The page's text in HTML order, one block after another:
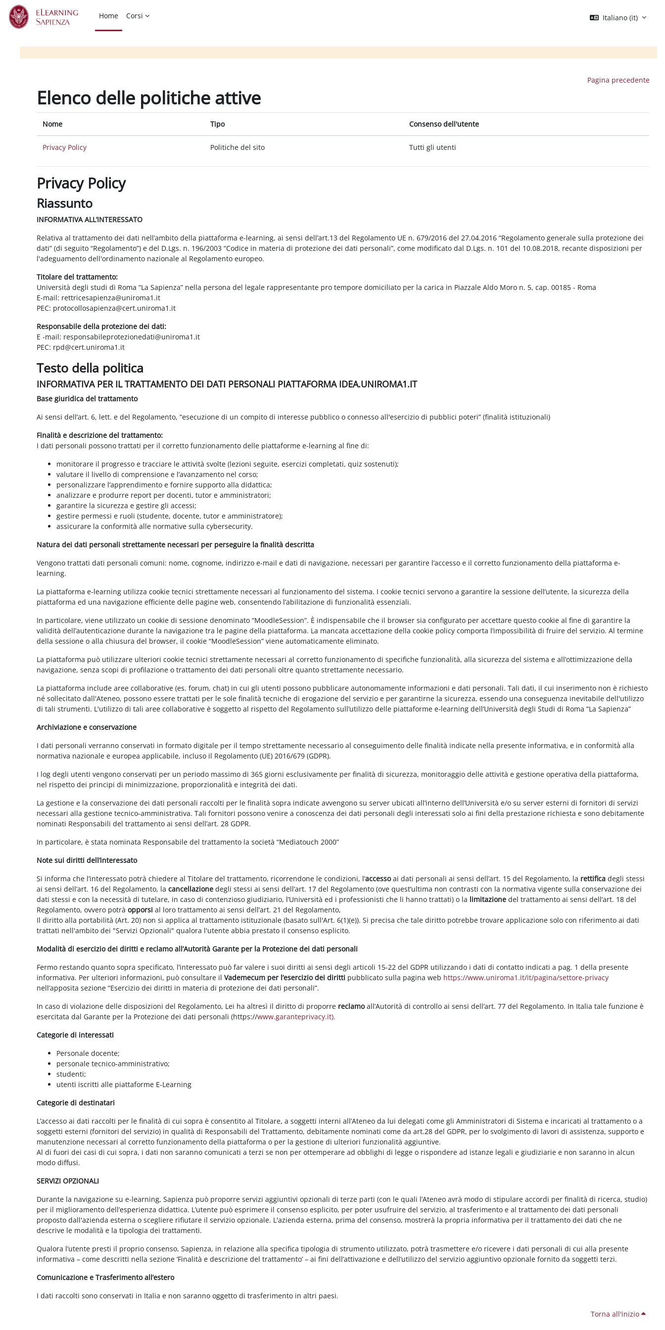
Vai al contenuto principale
Home
Corsi Italiano ‎(it)‎
Pagina precedente
Elenco delle politiche attive
Nome Tipo Consenso dell'utente
Privacy Policy Politiche del sito Tutti gli utenti
Privacy Policy
Riassunto
INFORMATIVA ALL’INTERESSATO
Relativa al trattamento dei dati nell’ambito della piattaforma e-learning, ai sensi dell’art.13 del Regolamento UE n. 679/2016 del 27.04.2016 “Regolamento generale sulla protezione dei
dati” (di seguito “Regolamento”) e del D.Lgs. n. 196/2003 “Codice in materia di protezione dei dati personali”, come modificato dal D.Lgs. n. 101 del 10.08.2018, recante disposizioni per
l'adeguamento dell'ordinamento nazionale al Regolamento europeo.
Titolare del trattamento:
Università degli studi di Roma “La Sapienza” nella persona del legale rappresentante pro tempore domiciliato per la carica in Piazzale Aldo Moro n. 5, cap. 00185 - Roma
E-mail: rettricesapienza@uniroma1.it
PEC: protocollosapienza@cert.uniroma1.it
Responsabile della protezione dei dati:
E -mail: responsabileprotezionedati@uniroma1.it
PEC: rpd@cert.uniroma1.it
Testo della politica
INFORMATIVA PER IL TRATTAMENTO DEI DATI PERSONALI PIATTAFORMA IDEA.UNIROMA1.IT
Base giuridica del trattamento
Ai sensi dell’art. 6, lett. e del Regolamento, “esecuzione di un compito di interesse pubblico o connesso all'esercizio di pubblici poteri” (finalità istituzionali)
Finalità e descrizione del trattamento:
I dati personali possono trattati per il corretto funzionamento delle piattaforme e-learning al fine di:
monitorare il progresso e tracciare le attività svolte (lezioni seguite, esercizi completati, quiz sostenuti);
valutare il livello di comprensione e l’avanzamento nel corso;
personalizzare l’apprendimento e fornire supporto alla didattica;
analizzare e produrre report per docenti, tutor e amministratori;
garantire la sicurezza e gestire gli accessi;
gestire permessi e ruoli (studente, docente, tutor e amministratore);
assicurare la conformità alle normative sulla cybersecurity.
Natura dei dati personali strettamente necessari per perseguire la finalità descritta
Vengono trattati dati personali comuni: nome, cognome, indirizzo e-mail e dati di navigazione, necessari per garantire l’accesso e il corretto funzionamento della piattaforma e-
learning.
La piattaforma e-learning utilizza cookie tecnici strettamente necessari al funzionamento del sistema. I cookie tecnici servono a garantire la sessione dell’utente, la sicurezza della
piattaforma ed una navigazione efficiente delle pagine web, consentendo l’abilitazione di funzionalità essenziali.
In particolare, viene utilizzato un cookie di sessione denominato “MoodleSession”. È indispensabile che il browser sia configurato per accettare questo cookie al fine di garantire la
validità dell’autenticazione durante la navigazione tra le pagine della piattaforma. La mancata accettazione della cookie policy comporta l’impossibilità di fruire del servizio. Al termine
della sessione o alla chiusura del browser, il cookie “MoodleSession” viene automaticamente eliminato.
La piattaforma può utilizzare ulteriori cookie tecnici strettamente necessari al corretto funzionamento di specifiche funzionalità, alla sicurezza del sistema e all’ottimizzazione della
navigazione, senza scopi di profilazione o trattamento dei dati personali oltre quanto strettamente necessario.
La piattaforma include aree collaborative (es. forum, chat) in cui gli utenti possono pubblicare autonomamente informazioni e dati personali. Tali dati, il cui inserimento non è richiesto
né sollecitato dall'Ateneo, possono essere trattati per le sole finalità tecniche di erogazione del servizio e per garantirne la sicurezza, essendo una conseguenza inevitabile dell'utilizzo
di tali strumenti. L'utilizzo di tali aree collaborative è soggetto al rispetto del Regolamento sull’utilizzo delle piattaforme e-learning dell’Università degli Studi di Roma “La Sapienza”
Archiviazione e conservazione
I dati personali verranno conservati in formato digitale per il tempo strettamente necessario al conseguimento delle finalità indicate nella presente informativa, e in conformità alla
normativa nazionale e europea applicabile, incluso il Regolamento (UE) 2016/679 (GDPR).
I log degli utenti vengono conservati per un periodo massimo di 365 giorni esclusivamente per finalità di sicurezza, monitoraggio delle attività e gestione operativa della piattaforma,
nel rispetto dei principi di minimizzazione, proporzionalità e integrità dei dati.
La gestione e la conservazione dei dati personali raccolti per le finalità sopra indicate avvengono su server ubicati all’interno dell’Università e/o su server esterni di fornitori di servizi
necessari alla gestione tecnico-amministrativa. Tali fornitori possono venire a conoscenza dei dati personali degli interessati solo ai fini della prestazione richiesta e sono debitamente
nominati Responsabili del trattamento ai sensi dell’art. 28 GDPR.
In particolare, è stata nominata Responsabile del trattamento la società “Mediatouch 2000”
Note sui diritti dell’interessato
Si informa che l’interessato potrà chiedere al Titolare del trattamento, ricorrendone le condizioni, l’accessoai dati personali ai sensi dell’art. 15 del Regolamento, la rettificadegli stessi
ai sensi dell’art. 16 del Regolamento, lacancellazione degli stessi ai sensi dell’art. 17 del Regolamento (ove quest’ultima non contrasti con la normativa vigente sulla conservazione dei
dati stessi e con la necessità di tutelare, in caso di contenzioso giudiziario, l’Università ed i professionisti che li hanno trattati) o la limitazione del trattamento ai sensi dell’art. 18 del
Regolamento, ovvero potràopporsi al loro trattamento ai sensi dell’art. 21 del Regolamento,
Il diritto alla portabilità (Art. 20) non si applica al trattamento istituzionale (basato sull'Art. 6(1)(e)). Si precisa che tale diritto potrebbe trovare applicazione solo con riferimento ai dati
trattati nell'ambito dei "Servizi Opzionali" qualora l'utente abbia prestato il consenso esplicito.
Modalità di esercizio dei diritti e reclamo all’Autorità Garante per la Protezione dei dati personali
Fermo restando quanto sopra specificato, l’interessato può far valere i suoi diritti ai sensi degli articoli 15-22 del GDPR utilizzando i dati di contatto indicati a pag. 1 della presente
informativa. Per ulteriori informazioni, può consultare ilVademecum per l’esercizio dei diritti pubblicato sulla pagina web https://www.uniroma1.it/it/pagina/settore-privacy
nell’apposita sezione “Esercizio dei diritti in materia di protezione dei dati personali”.
In caso di violazione delle disposizioni del Regolamento, Lei ha altresì il diritto di proporre reclamoall’Autorità di controllo ai sensi dell’art. 77 del Regolamento. In Italia tale funzione è
esercitata dal Garante per la Protezione dei dati personali (https://www.garanteprivacy.it).
Categorie di interessati
Personale docente;
personale tecnico-amministrativo;
studenti;
utenti iscritti alle piattaforme E-Learning
Categorie di destinatari
L’accesso ai dati raccolti per le finalità di cui sopra è consentito al Titolare, a soggetti interni all’Ateneo da lui delegati come gli Amministratori di Sistema e incaricati al trattamento o a
soggetti esterni (fornitori del servizio) in qualità di Responsabili del Trattamento, debitamente nominati come da art.28 del GDPR, per lo svolgimento di lavori di assistenza, supporto e
manutenzione necessari al corretto funzionamento della piattaforma o per la gestione di ulteriori funzionalità aggiuntive.
Al di fuori dei casi di cui sopra, i dati non saranno comunicati a terzi se non per ottemperare ad obblighi di legge o rispondere ad istanze legali e giudiziarie e non saranno in alcun
modo diffusi.
SERVIZI OPZIONALI
Durante la navigazione su e-learning, Sapienza può proporre servizi aggiuntivi opzionali di terze parti (con le quali l’Ateneo avrà modo di stipulare accordi per finalità di ricerca, studio)
per il miglioramento dell’esperienza didattica. L’utente può esprimere il consenso esplicito, per poter usufruire del servizio, al trasferimento e al trattamento dei dati personali
proposto dall'azienda esterna o scegliere rifiutare il servizio opzionale. L'azienda esterna, prima del consenso, mostrerà la propria informativa per il trattamento dei dati che ne
descrive le modalità e la tipologia dei trattamenti.
Qualora l’utente presti il proprio consenso, Sapienza, in relazione alla specifica tipologia di strumento utilizzato, potrà trasmettere e/o ricevere i dati personali di cui alla presente
informativa – come descritti nella sezione ‘Finalità e descrizione del trattamento’ – ai fini dell’attivazione e dell’utilizzo del servizio aggiuntivo opzionale fornito da soggetti terzi.
Comunicazione e Trasferimento all’estero
I dati raccolti sono conservati in Italia e non saranno oggetto di trasferimento in altri paesi.
Torna all'inizio